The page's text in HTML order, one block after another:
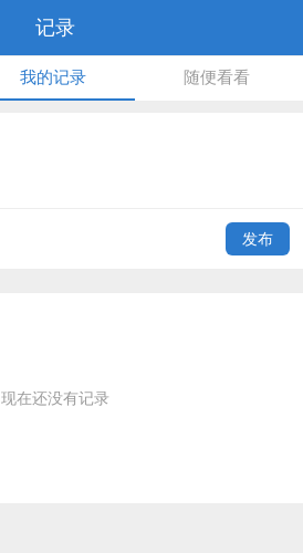
记录
我的记录 随便看看
发布
现在还没有记录